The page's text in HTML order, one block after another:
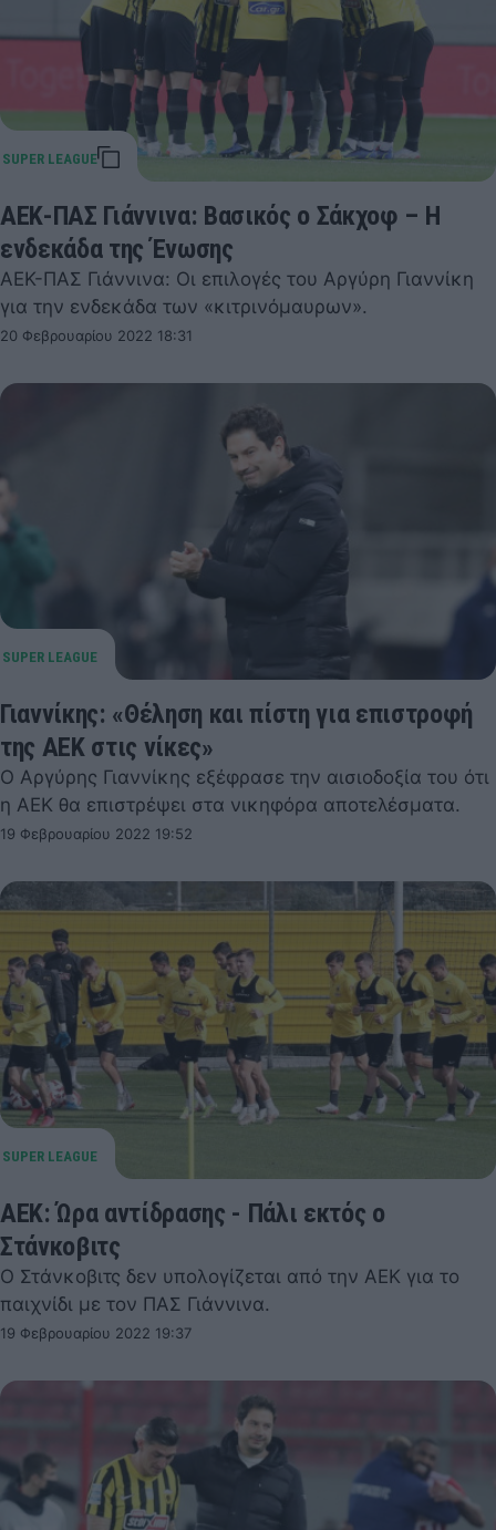
ΑΕΚ-ΠΑΣ Γιάννινα: Βασικός ο Σάκχοφ – Η
ενδεκάδα της Ένωσης
ΑΕΚ-ΠΑΣ Γιάννινα: Οι επιλογές του Αργύρη Γιαννίκη
για την ενδεκάδα των «κιτρινόμαυρων».
20 Φεβρουαρίου 2022 18:31
Γιαννίκης: «Θέληση και πίστη για επιστροφή
της ΑΕΚ στις νίκες»
Ο Αργύρης Γιαννίκης εξέφρασε την αισιοδοξία του ότι
η ΑΕΚ θα επιστρέψει στα νικηφόρα αποτελέσματα.
19 Φεβρουαρίου 2022 19:52
ΑΕΚ: Ώρα αντίδρασης - Πάλι εκτός ο
Στάνκοβιτς
Ο Στάνκοβιτς δεν υπολογίζεται από την ΑΕΚ για το
παιχνίδι με τον ΠΑΣ Γιάννινα.
19 Φεβρουαρίου 2022 19:37